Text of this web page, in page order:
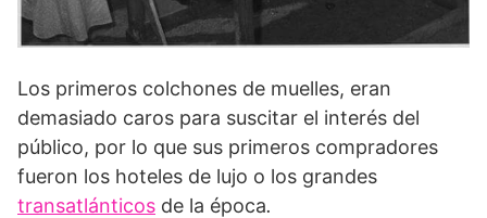
Los primeros colchones de muelles, eran
demasiado caros para suscitar el interés del
público, por lo que sus primeros compradores
fueron los hoteles de lujo o los grandes
transatlánticos de la época.